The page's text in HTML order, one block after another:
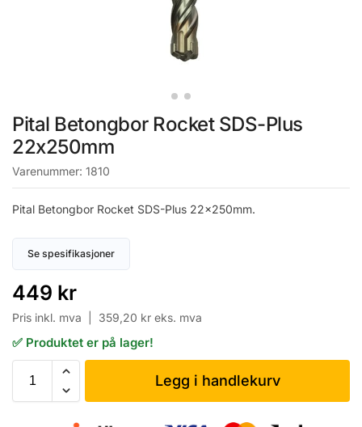
Pital Betongbor Rocket SDS-Plus
22x250mm
Varenummer: 1810
Pital Betongbor Rocket SDS-Plus 22x250mm.
Se spesifikasjoner
449 kr
Pris inkl. mva | 359,20 kr eks. mva
✅ Produktet er på lager!
Legg i handlekurv